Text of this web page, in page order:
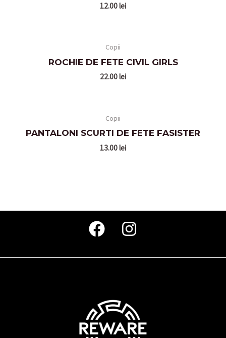
12.00lei
Copii
ROCHIE DE FETE CIVIL GIRLS
22.00lei
Copii
PANTALONI SCURTI DE FETE FASISTER
13.00lei